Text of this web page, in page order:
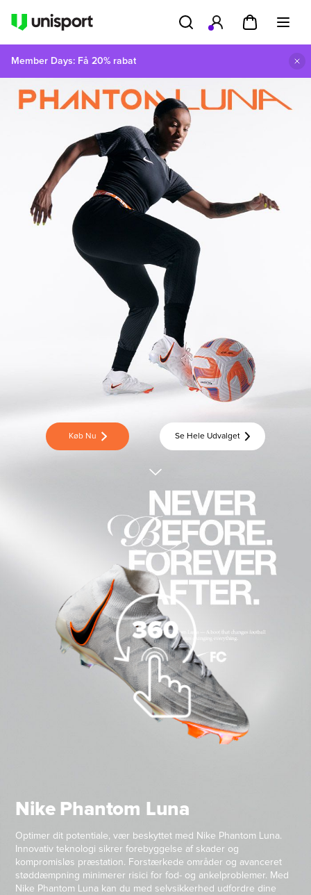
Member Days: Få 20% rabat
Køb Nu Se Hele Udvalget
Nike Phantom Luna
Optimer dit potentiale, vær beskyttet med Nike Phantom Luna.
Innovativ teknologi sikrer forebyggelse af skader og
kompromisløs præstation. Forstærkede områder og avanceret
støddæmpning minimerer risici for fod- og ankelproblemer. Med
Nike Phantom Luna kan du med selvsikkerhed udfordre dine